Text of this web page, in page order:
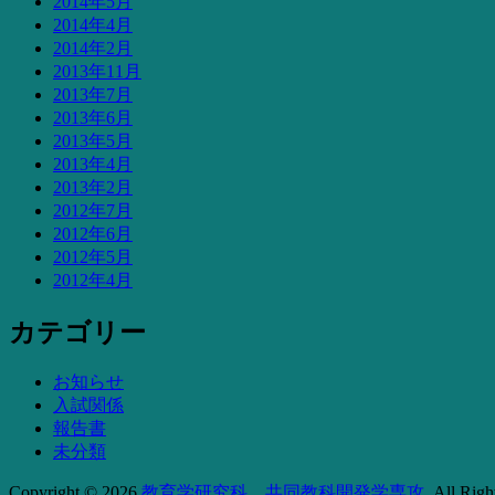
2014年4月
2014年2月
2013年11月
2013年7月
2013年6月
2013年5月
2013年4月
2013年2月
2012年7月
2012年6月
2012年5月
2012年4月
カテゴリー
お知らせ
入試関係
報告書
未分類